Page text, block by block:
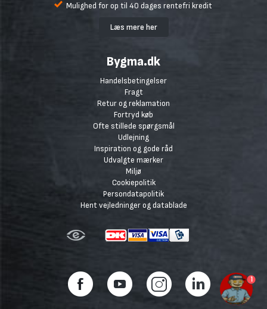
Mulighed for op til 40 dages rentefri kredit
Læs mere her
Bygma.dk
Handelsbetingelser
Fragt
Retur og reklamation
Fortryd køb
Ofte stillede spørgsmål
Udlejning
Inspiration og gode råd
Udvalgte mærker
Miljø
Cookiepolitik
Persondatapolitik
Hent vejledninger og datablade
1